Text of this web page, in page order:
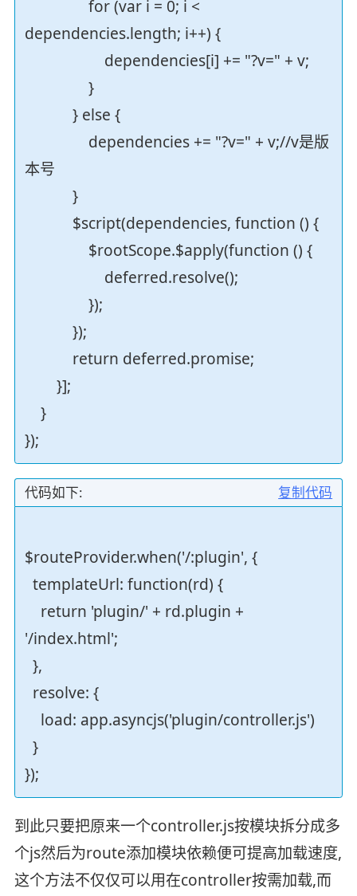
for (var i = 0; i <
dependencies.length; i++) {
dependencies[i] += "?v=" + v;
}
} else {
dependencies += "?v=" + v;//v是版
本号
}
$script(dependencies, function () {
$rootScope.$apply(function () {
deferred.resolve();
});
});
return deferred.promise;
}];
}
});
复制代码
代码如下:
$routeProvider.when('/:plugin', {
templateUrl: function(rd) {
return 'plugin/' + rd.plugin +
'/index.html';
},
resolve: {
load: app.asyncjs('plugin/controller.js')
}
});
到此只要把原来一个controller.js按模块拆分成多
个js然后为route添加模块依赖便可提高加载速度,
这个方法不仅仅可以用在controller按需加载,而